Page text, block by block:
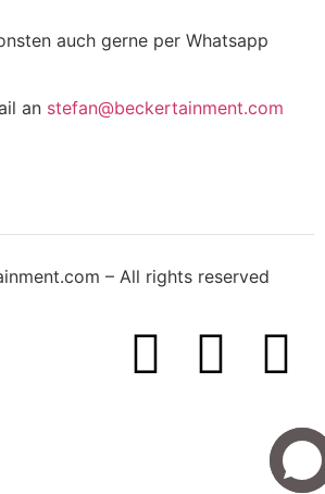
auch gerne per Whatsapp
an stefan@beckertainment.com
– All rights reserved